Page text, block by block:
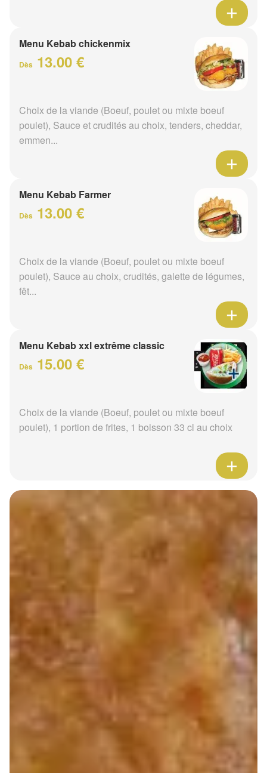
Menu Kebab chickenmix
Dès 13.00 €
Choix de la viande (Boeuf, poulet ou mixte boeuf
poulet), Sauce et crudités au choix, tenders, cheddar,
emmen...
Menu Kebab Farmer
Dès 13.00 €
Choix de la viande (Boeuf, poulet ou mixte boeuf
poulet), Sauce au choix, crudités, galette de légumes,
fêt...
Menu Kebab xxl extrême classic
Dès 15.00 €
Choix de la viande (Boeuf, poulet ou mixte boeuf
poulet), 1 portion de frites, 1 boisson 33 cl au choix